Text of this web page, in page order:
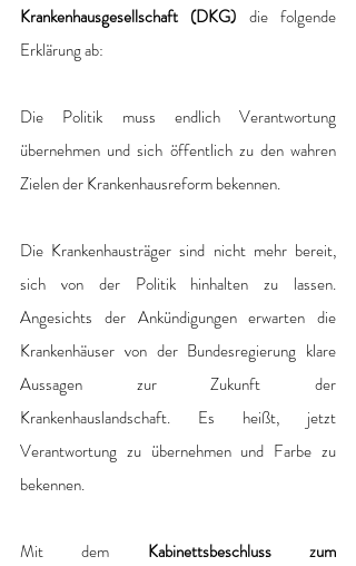
Krankenhausgesellschaft (DKG) die folgende
Erklärung ab:
Die Politik muss endlich Verantwortung
übernehmen und sich öffentlich zu den wahren
Zielen der Krankenhausreform bekennen.
Die Krankenhausträger sind nicht mehr bereit,
sich von der Politik hinhalten zu lassen.
Angesichts der Ankündigungen erwarten die
Krankenhäuser von der Bundesregierung klare
Aussagen zur Zukunft der
Krankenhauslandschaft. Es heißt, jetzt
Verantwortung zu übernehmen und Farbe zu
bekennen.
Mit dem Kabinettsbeschluss zum